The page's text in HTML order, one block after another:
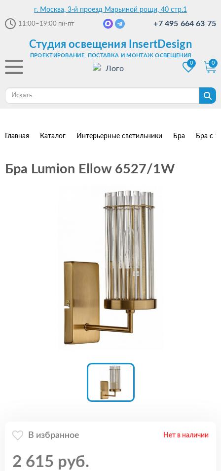
г. Москва, 3-й проезд Марьиной рощи, 40 стр.1
11:00–19:00 пн-пт +7 495 664 63 75
Студия освещения InsertDesign
ПРОЕКТИРОВАНИЕ, ПОСТАВКА И МОНТАЖ ОСВЕЩЕНИЯ
0
0
Главная Каталог Интерьерные светильники Бра Бра с
Бра Lumion Ellow 6527/1W
В избранное Нет в наличии
2 615 руб.